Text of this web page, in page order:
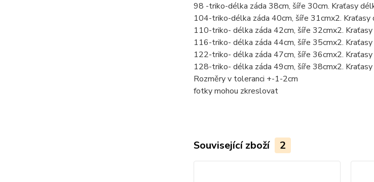
98 -triko-délka záda 38cm, šíře 30cm. Kraťasy
104-triko-délka záda 40cm, šíře 31cmx2.
110-triko- délka záda 42cm, šíře 32cmx2.
116-triko- délka záda 44cm, šíře 35cmx2.
122-triko- délka záda 47cm, šíře 36cmx2.
128-triko- délka záda 49cm, šíře 38cmx2.
Rozměry v toleranci +-1-2cm
fotky mohou zkreslovat
Související zboží 2